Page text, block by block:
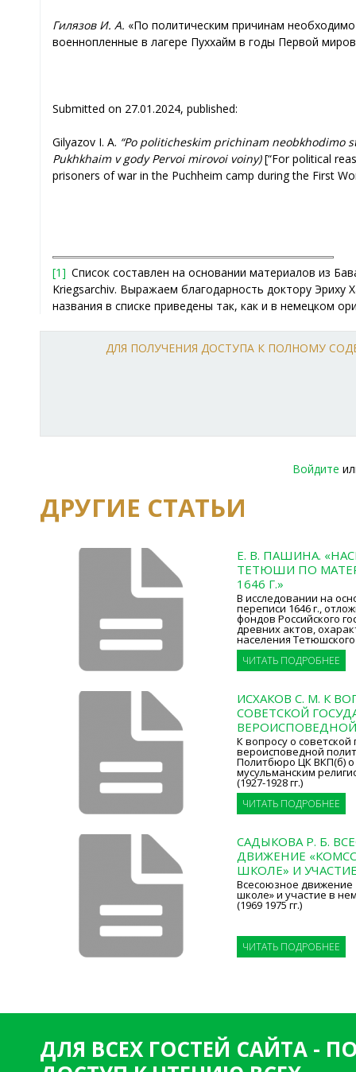
Гилязов И. А. «По политическим причинам
военнопленные в лагере Пуххайм в годы Первой
Submitted on 27.01.2024, published:
Gilyazov I. A. “Po politicheskim prichinam neobkhodimo
Pukhkhaim v gody Pervoi mirovoi voiny)[“For political
prisoners of war in the Puchheim camp during the First
[1] Список составлен на основании материалов из
Kriegsarchiv. Выражаем благодарность доктору Эриху
названия в списке приведены так, как и в немецком
ДЛЯ ПОЛУЧЕНИЯ ДОСТУПА К ПОЛНОМУ
Войдите
ДРУГИЕ СТАТЬИ
Е. В. ПАШИНА.
ТЕТЮШИ ПО
1646 Г.»
В исследовании на
переписи 1646 г.,
фондов Российского
древних актов,
населения Тетюшского
ЧИТАТЬ ПОДРОБНЕЕ
ИСХАКОВ С. М. К
СОВЕТСКОЙ
К вопросу о советской
вероисповедной
Политбюро ЦК ВКП(б) о
мусульманским
(1927-1928 гг.)
ЧИТАТЬ ПОДРОБНЕЕ
САДЫКОВА Р. Б.
ДВИЖЕНИЕ
ШКОЛЕ» И
Всесоюзное движение
школе» и участие в
(1969 1975 гг.)
ЧИТАТЬ ПОДРОБНЕЕ
ДЛЯ ВСЕХ ГОСТЕЙ САЙТА -